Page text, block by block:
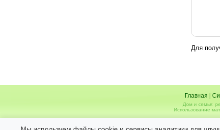
Для
Главная
Дом и семья:
Использование